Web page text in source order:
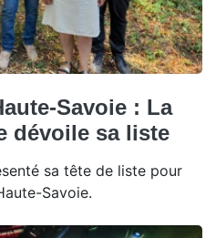
Savoie : La
dévoile sa liste
sa tête de liste pour
Savoie.